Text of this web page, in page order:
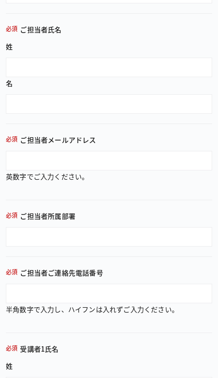
必須 ご担当者氏名
姓
名
必須 ご担当者メールアドレス
英数字でご入力ください。
必須 ご担当者所属部署
必須 ご担当者ご連絡先電話番号
半角数字で入力し、ハイフンは入れずご入力ください。
必須 受講者1氏名
姓